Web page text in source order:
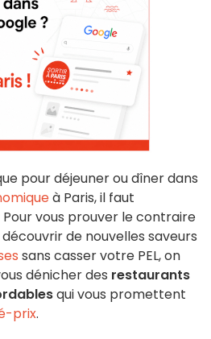
pour déjeuner ou dîner dans
à Paris, il faut
vous prouver le contraire
de nouvelles saveurs
sans casser votre PEL, on
dénicher des restaurants
qui vous promettent
prix.